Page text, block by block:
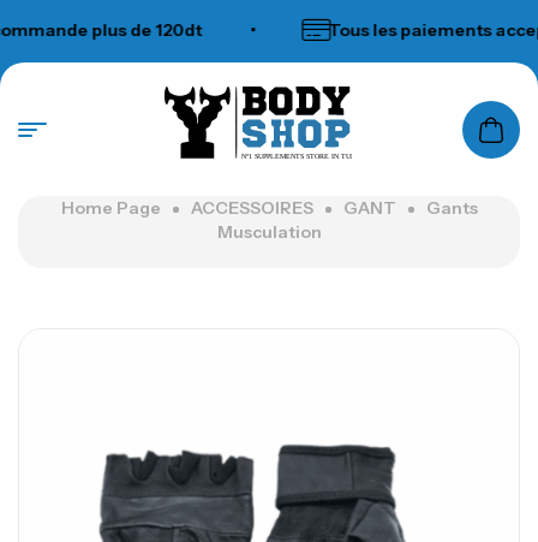
plus de 120dt Tous les paiements
N°1 SUPPLEMENTS STORE IN TUNISIA
Home Page ACCESSOIRES GANT
Gants
Musculation